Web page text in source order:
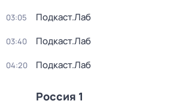
03:05 Подкаст.Лаб
03:40 Подкаст.Лаб
04:20 Подкаст.Лаб
Россия 1